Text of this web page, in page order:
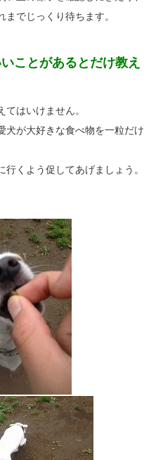
でじっくり待ちます。
ことがあるとだけ教え
はいけません。
犬が大好きな食べ物を一粒だけ
くよう促してあげましょう。